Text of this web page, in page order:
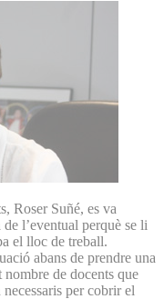
Roser Suñé, es va
l’eventual perquè se li
el lloc de treball.
abans de prendre una
de docents que
per cobrir el